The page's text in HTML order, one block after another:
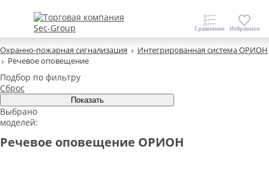
Охранно-пожарная сигнализация
Интегрированная система ОРИОН
Речевое оповещение
Подбор по фильтру
Сброс
Выбрано
моделей:
Речевое оповещение ОРИОН